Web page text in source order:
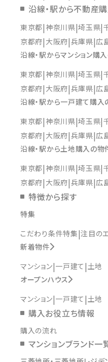
沿線・駅から不動産
東京都 神奈川県 埼玉県
京都府 大阪府 兵庫県 広
沿線・駅からマンション購
東京都 神奈川県 埼玉県
京都府 大阪府 兵庫県 広
沿線・駅から一戸建て購入
東京都 神奈川県 埼玉県
京都府 大阪府 兵庫県 広
沿線・駅から土地購入の物
東京都 神奈川県 埼玉県
京都府 大阪府 兵庫県 広
特徴から探す
特集
こだわり条件特集 注目の
新着物件
マンション 一戸建て 土地
オープンハウス
マンション 一戸建て 土地
購入お役立ち情報
購入の流れ
マンションブランド一